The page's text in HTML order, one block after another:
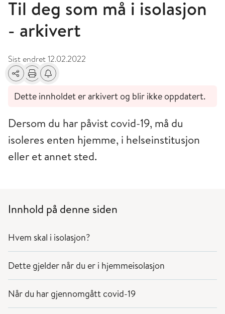
Til deg som må i isolasjon
- arkivert
Sist endret12.02.2022
Del Skriv utFå varsel om endringer
Dette innholdet er arkivert og blir ikke oppdatert.
Dersom du har påvist covid-19, må du
isoleres enten hjemme, i helseinstitusjon
eller et annet sted.
Innhold på denne siden
Hvem skal i isolasjon?
Dette gjelder når du er i hjemmeisolasjon
Når du har gjennomgått covid-19